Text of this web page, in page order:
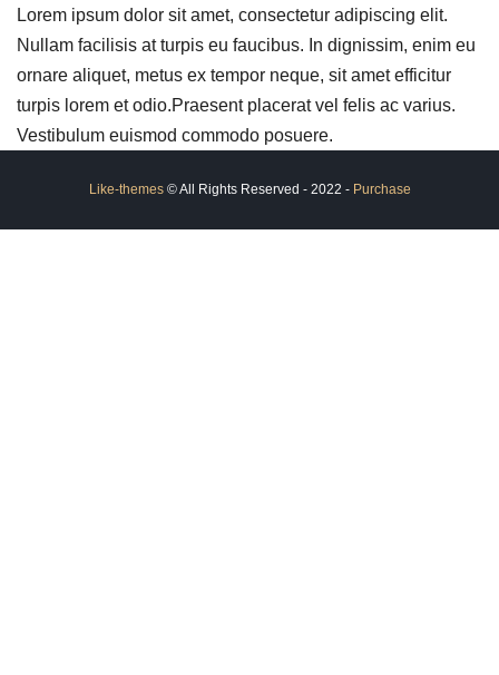
Lorem ipsum dolor sit amet, consectetur adipiscing elit.
Nullam facilisis at turpis eu faucibus. In dignissim, enim eu
ornare aliquet, metus ex tempor neque, sit amet efficitur
turpis lorem et odio.Praesent placerat vel felis ac varius.
Vestibulum euismod commodo posuere.
Like-themes© All Rights Reserved - 2022 - Purchase